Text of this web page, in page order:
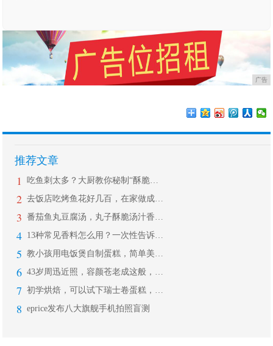
广告
推荐文章
1 吃鱼刺太多？大厨教你秘制“酥脆鱼”，
2 去饭店吃烤鱼花好几百，在家做成本不到
3 番茄鱼丸豆腐汤，丸子酥脆汤汁香浓，开
4 13种常见香料怎么用？一次性告诉你！
5 教小孩用电饭煲自制蛋糕，简单美味，学
6 43岁周迅近照，容颜苍老成这般，五官
7 初学烘焙，可以试下瑞士卷蛋糕，做法简
8 eprice发布八大旗舰手机拍照盲测